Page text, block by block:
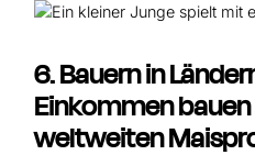
6. Bauern in
Einkommen
weltweiten